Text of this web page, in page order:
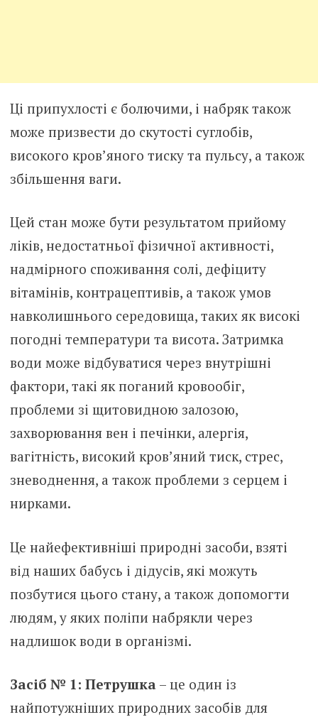
Ці припухлості є болючими, і набряк також
може призвести до скутості суглобів,
високого кров’яного тиску та пульсу, а також
збільшення ваги.
Цей стан може бути результатом прийому
ліків, недостатньої фізичної активності,
надмірного споживання солі, дефіциту
вітамінів, контрацептивів, а також умов
навколишнього середовища, таких як високі
погодні температури та висота. Затримка
води може відбуватися через внутрішні
фактори, такі як поганий кровообіг,
проблеми зі щитовидною залозою,
захворювання вен і печінки, алергія,
вагітність, високий кров’яний тиск, стрес,
зневоднення, а також проблеми з серцем і
нирками.
Це найефективніші природні засоби, взяті
від наших бабусь і дідусів, які можуть
позбутися цього стану, а також допомогти
людям, у яких поліпи набрякли через
надлишок води в організмі.
Засіб № 1: Петрушка – це один із
найпотужніших природних засобів для